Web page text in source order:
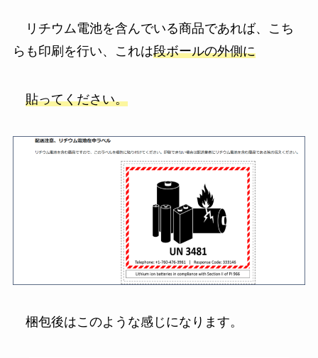
リチウム電池を含んでいる商品であれば、こち
らも印刷を行い、これは段ボールの外側に
貼ってください。
梱包後はこのような感じになります。